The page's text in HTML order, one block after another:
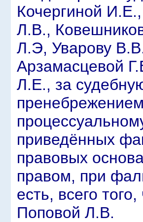
Кочергиной
Л.В.,
Л.Э, Уварову
Арзамасцевой
Л.Е., за
приведённых
правовых
правом, при
есть, всего
Поповой Л.В.